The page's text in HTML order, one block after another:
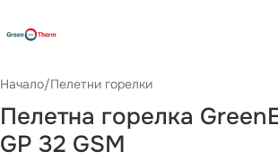
Начало/Пелетни горелки
Пелетна горелка
GP 32 GSM